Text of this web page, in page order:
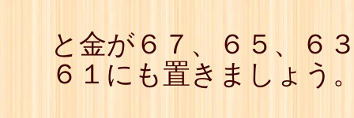
と金が６７、６５、６
６１にも置きましょう